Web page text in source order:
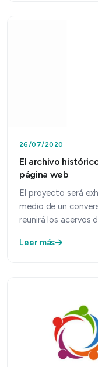
26/07/2020
El archivo
página web
El proyecto será
medio de un
reunirá los acervos
Leer más